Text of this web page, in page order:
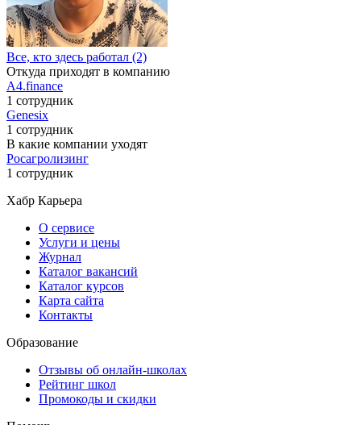
Все, кто здесь работал (2)
Откуда приходят в компанию
A4.finance
1 сотрудник
Genesix
1 сотрудник
В какие компании уходят
Росагролизинг
1 сотрудник
Хабр Карьера
О сервисе
Услуги и цены
Журнал
Каталог вакансий
Каталог курсов
Карта сайта
Контакты
Образование
Отзывы об онлайн-школах
Рейтинг школ
Промокоды и скидки